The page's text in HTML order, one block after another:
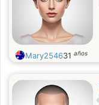
Mary254631 años